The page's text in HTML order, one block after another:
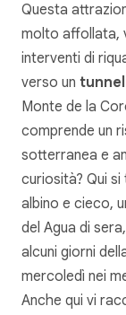
Questa
molto affollata,
interventi di
verso un
Monte de la
comprende un
sotterranea e
curiosità? Qui
albino e cieco,
del Agua di
alcuni giorni
mercoledì nei
Anche qui vi